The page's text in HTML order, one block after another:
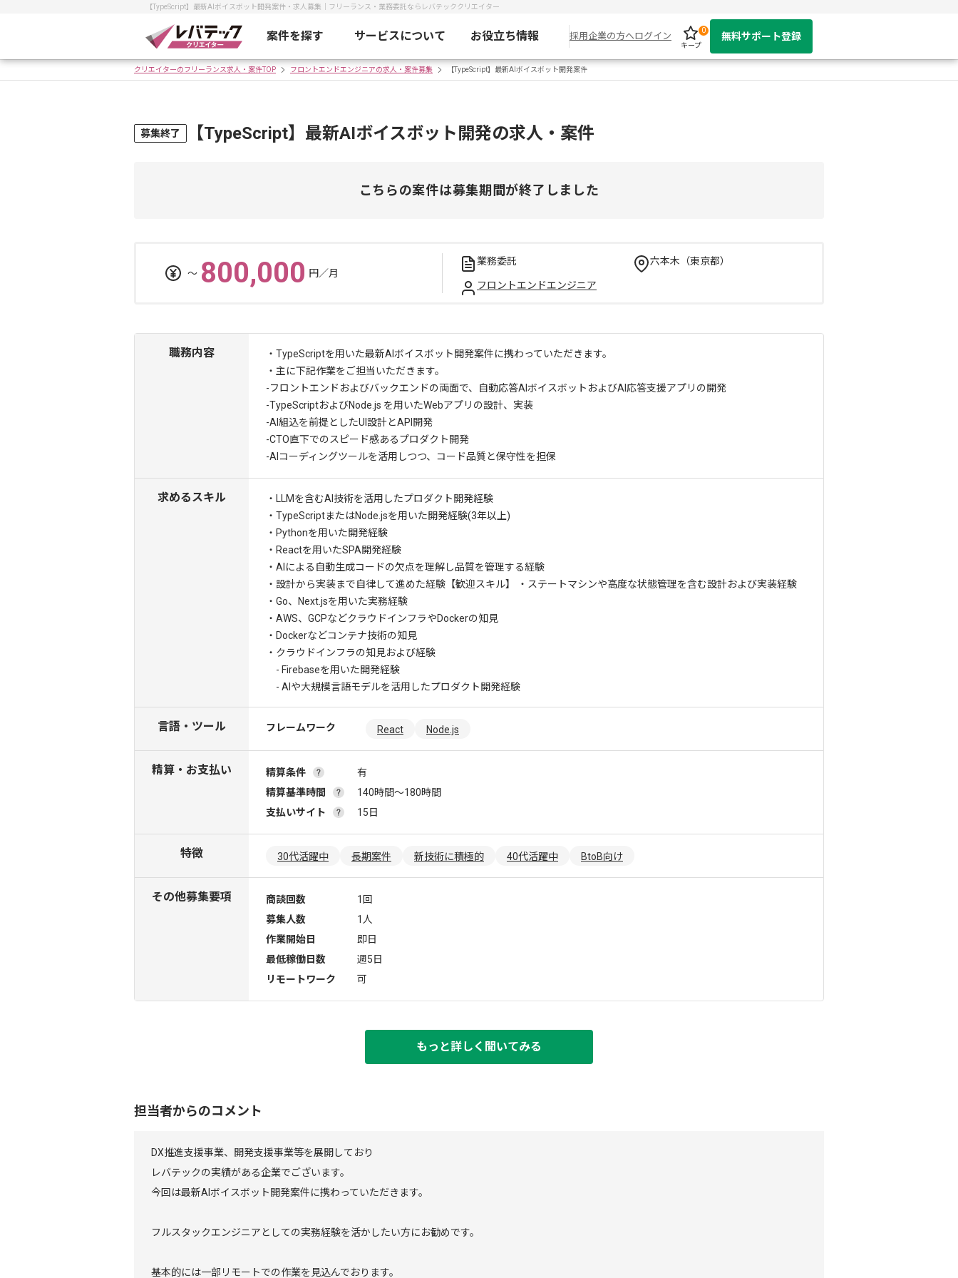
【TypeScript】最新AIボイスボット開発案件・求人募集｜フリーランス・業務委託ならレバテッククリエイター
案件を探す サービスについて お役立ち情報 採用企業の方へログイン
キープ
0
無料サポート登録
クリエイターのフリーランス求人・案件TOP フロントエンドエンジニアの求人・案件募集 【TypeScript】最新AIボイスボット開発案件
募集終了 【TypeScript】最新AIボイスボット開発の求人・案件
こちらの案件は募集期間が終了しました
〜 800,000 円／月
業務委託 六本木（東京都）
フロントエンドエンジニア
職務内容
・TypeScriptを用いた最新AIボイスボット開発案件に携わっていただきます。
・主に下記作業をご担当いただきます。
-フロントエンドおよびバックエンドの両面で、自動応答AIボイスボットおよびAI応答支援アプリの開発
-TypeScriptおよびNode.js を用いたWebアプリの設計、実装
-AI組込を前提としたUI設計とAPI開発
-CTO直下でのスピード感あるプロダクト開発
-AIコーディングツールを活用しつつ、コード品質と保守性を担保
求めるスキル
・LLMを含むAI技術を活用したプロダクト開発経験
・TypeScriptまたはNode.jsを用いた開発経験(3年以上)
・Pythonを用いた開発経験
・Reactを用いたSPA開発経験
・AIによる自動生成コードの欠点を理解し品質を管理する経験
・設計から実装まで自律して進めた経験 【歓迎スキル】 ・ステートマシンや高度な状態管理を含む設計および実装経験
・Go、Next.jsを用いた実務経験
・AWS、GCPなどクラウドインフラやDockerの知見
・Dockerなどコンテナ技術の知見
・クラウドインフラの知見および経験
- Firebaseを用いた開発経験
- AIや大規模言語モデルを活用したプロダクト開発経験
言語・ツール フレームワーク React Node.js
精算・お支払い 精算条件
有
精算基準時間
140時間〜180時間
支払いサイト
15日
特徴 30代活躍中 長期案件 新技術に積極的 40代活躍中 BtoB向け
その他募集要項 商談回数
1回
募集人数
1人
作業開始日
即日
最低稼働日数
週5日
リモートワーク
可
もっと詳しく聞いてみる
担当者からのコメント
DX推進支援事業、開発支援事業等を展開しており
レバテックの実績がある企業でございます。
今回は最新AIボイスボット開発案件に携わっていただきます。
フルスタックエンジニアとしての実務経験を活かしたい方にお勧めです。
基本的には一部リモートでの作業を見込んでおります。